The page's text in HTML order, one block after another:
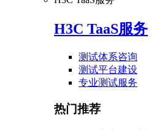
H3C TaaS服务
测试体系咨询
测试平台建设
专业测试服务
热门推荐